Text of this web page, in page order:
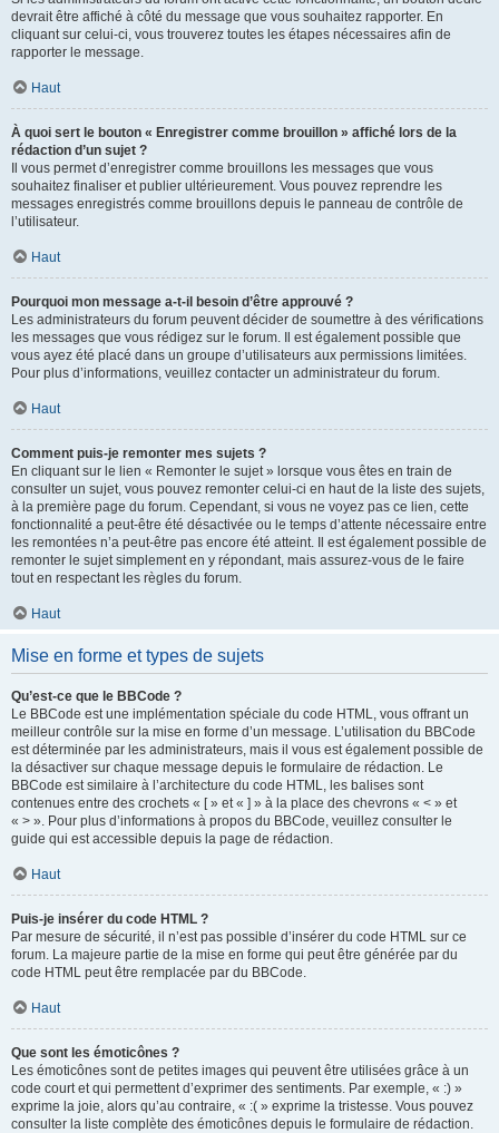
devrait être affiché à côté du message que vous souhaitez rapporter. En
cliquant sur celui-ci, vous trouverez toutes les étapes nécessaires afin de
rapporter le message.
Haut
À quoi sert le bouton « Enregistrer comme brouillon » affiché lors de la
rédaction d’un sujet ?
Il vous permet d’enregistrer comme brouillons les messages que vous
souhaitez finaliser et publier ultérieurement. Vous pouvez reprendre les
messages enregistrés comme brouillons depuis le panneau de contrôle de
l’utilisateur.
Haut
Pourquoi mon message a-t-il besoin d’être approuvé ?
Les administrateurs du forum peuvent décider de soumettre à des vérifications
les messages que vous rédigez sur le forum. Il est également possible que
vous ayez été placé dans un groupe d’utilisateurs aux permissions limitées.
Pour plus d’informations, veuillez contacter un administrateur du forum.
Haut
Comment puis-je remonter mes sujets ?
En cliquant sur le lien « Remonter le sujet » lorsque vous êtes en train de
consulter un sujet, vous pouvez remonter celui-ci en haut de la liste des sujets,
à la première page du forum. Cependant, si vous ne voyez pas ce lien, cette
fonctionnalité a peut-être été désactivée ou le temps d’attente nécessaire entre
les remontées n’a peut-être pas encore été atteint. Il est également possible de
remonter le sujet simplement en y répondant, mais assurez-vous de le faire
tout en respectant les règles du forum.
Haut
Mise en forme et types de sujets
Qu’est-ce que le BBCode ?
Le BBCode est une implémentation spéciale du code HTML, vous offrant un
meilleur contrôle sur la mise en forme d’un message. L’utilisation du BBCode
est déterminée par les administrateurs, mais il vous est également possible de
la désactiver sur chaque message depuis le formulaire de rédaction. Le
BBCode est similaire à l’architecture du code HTML, les balises sont
contenues entre des crochets « [ » et « ] » à la place des chevrons « < » et
« > ». Pour plus d’informations à propos du BBCode, veuillez consulter le
guide qui est accessible depuis la page de rédaction.
Haut
Puis-je insérer du code HTML ?
Par mesure de sécurité, il n’est pas possible d’insérer du code HTML sur ce
forum. La majeure partie de la mise en forme qui peut être générée par du
code HTML peut être remplacée par du BBCode.
Haut
Que sont les émoticônes ?
Les émoticônes sont de petites images qui peuvent être utilisées grâce à un
code court et qui permettent d’exprimer des sentiments. Par exemple, « :) »
exprime la joie, alors qu’au contraire, « :( » exprime la tristesse. Vous pouvez
consulter la liste complète des émoticônes depuis le formulaire de rédaction.